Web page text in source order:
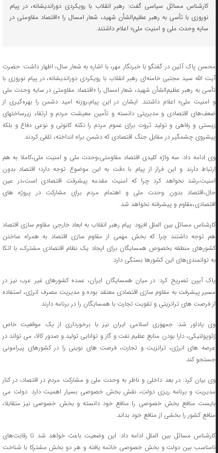
کارشناس مسائل سیاسی گفت: رهبر انقلاب با رویکردی دوراندیشانه، در پیام
نوروزی با تأسی به رهبر عظیم‌الشأن شهید، شعار امسال را «اقتصاد مقاومتی در
سایه وحدت ملی و امنیت ملی» اعلام داشتند.
محسن پاک آئین در گفتگو با خبرنگار مهر، با اشاره به شعار سال، اظهار داشت: حضرت
آیت الله سید مجتبی خامنه‌ای رهبر انقلاب با رویکردی دوراندیشانه، در پیام نوروزی با
تأسی به رهبر عظیم‌الشأن شهید، شعار امسال را «اقتصاد مقاومتی در سایه وحدت ملی
و امنیت ملی» اعلام داشتند. ایشان در این پیام،روزنه امید دشمن را بهره‌گیری از
ضعف‌های اقتصادی و مدیریتی دانسته و تأمین معیشت مردم و ارتقاء زیرساختهای
زیستی و رفاهی و تولید ثروت برای عموم مردم را نکته کانونی و نوعی دفاع و بلکه
پیشروی چشمگیر در مقابل جنگ اقتصادی که دشمن براه انداخته، تلقی کردند.
وی ادامه داد: سه واژه کلیدی اقتصاد مقاومتی،وحدت ملی و امنیت ملی،کاملا به هم
ارتباط دارند و این فراز از پیام با دقت به این موضوع توجه دارد؛ اقتصاد بدون
امنیت،رشد نخواهد کرد چرا که امنیت مقدمه پیشرفت اقتصادی است،در عین
حال،اقتصاد بدون وحدت ملی و اهتمام مردم برای مشارکت در پروژه های
اقتصادی،مقاوم و پیشرفته نخواهد شد.
کارشناس مسائل بین الملل افزود: پیام رهبر انقلاب به ابعاد خارجی مقاوم سازی اقتصاد
هم توجه داشتند چرا که بخش مهمی از مقاوم سازی اقتصاد به همراه ساختن
کشورهای منطقه بخصوص همسایگان برای ایجاد یک نظام اقتصادی مشترک، با اتکا
به توانمندی‌های این کشورها بستگی دارد.
پاک آیین تصریح کرد: در میان همسایگان ایران، عمده کشورهای غیر عرب نیز در
مسیر پیشرفت به مقاوم سازی اقتصادی معتقد بوده و مدیریت مصرف انرژی، استفاده
از فرصت های ترانزیتی و تقویت تجارت با همسایگان را در برنامه دارند.
وی یاداور شد: جمهوری اسلامی ایران نیز با برخورداری از یک موقعیت خاص
ژئوپولتیکی، دارا بودن منابع عظیم نفت و گاز و توانایی تولید و صدور کالا، می تواند در
عرصه های انرژی، ترانزیت و تجارت، فرصت های نوینی را در کشورهای پیرامونی
جستجو کند.
وی بیان کرد: در بعد داخلی و ناظر به وحدت ملی و مشارکت مردم در اقتصاد، در کنار
مدیریت و برنامه ریزی دولت، نقش بخش خصوصی بسیار اهمیت دارد. دولت می
بایست منافع بخش خصوصی را منافع خود دانسته و بخش خصوصی نیز متقابلا،
منافع کشور را بخشی از منافع خود بداند.
کارشناس مسائل بین الملل ادامه داد: این وضعیت باعث خواهد شد تا رقابت‌های
نامناسب بین دولت و بخش خصوصی خاتمه یافته و هر دو بخش مشترکا با شناخت